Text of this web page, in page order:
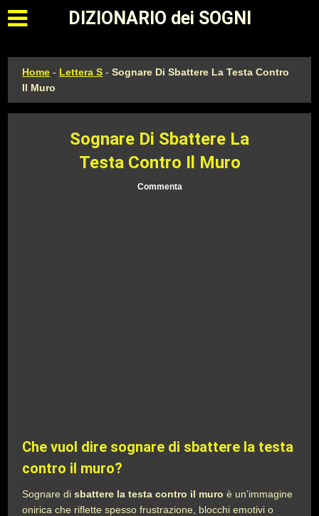
Apri il menu principale
DIZIONARIO dei SOGNI
Home - Lettera S -Sognare Di Sbattere La Testa Contro
Il Muro
Sognare Di Sbattere La
Testa Contro Il Muro
Commenta
Che vuol dire sognare di sbattere la testa
contro il muro?
Sognare disbattere la testa contro il muro è un’immagine
onirica che riflette spesso frustrazione, blocchi emotivi o